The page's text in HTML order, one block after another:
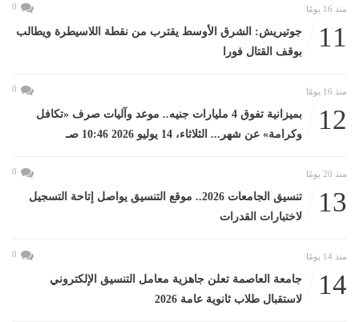
منذ 16 يومًا 0
11
جوتيريش: الشرق الأوسط يقترب من نقطة اللاسيطرة ويطالب
بوقف القتال فورا
منذ 16 يومًا 0
12
بميزانية تفوق 4 مليارات جنيه.. موعد وآليات صرف «تكافل
وكرامة» عن شهر... الثلاثاء، 14 يوليو 2026 10:46 صـ
منذ 20 يومًا 0
13
تنسيق الجامعات 2026.. موقع التنسيق يواصل إتاحة التسجيل
لاختبارات القدرات
منذ 14 يومًا 0
14
جامعة العاصمة تعلن جاهزية معامل التنسيق الإلكتروني
لاستقبال طلاب ثانوية عامة 2026